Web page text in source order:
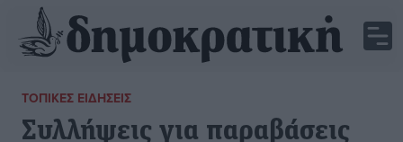
ΤΟΠΙΚΈΣ ΕΙΔΉΣΕΙΣ
Συλλήψεις για παραβάσεις